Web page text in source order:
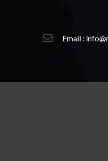
Email :